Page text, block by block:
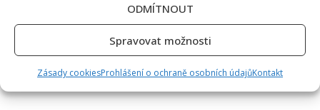
ODMÍTNOUT
Spravovat možnosti
Zásady cookiesProhlášení o ochraně osobních údajůKontakt
Eva Holubová rozjela s dcerou nový podcast: „Radši budu